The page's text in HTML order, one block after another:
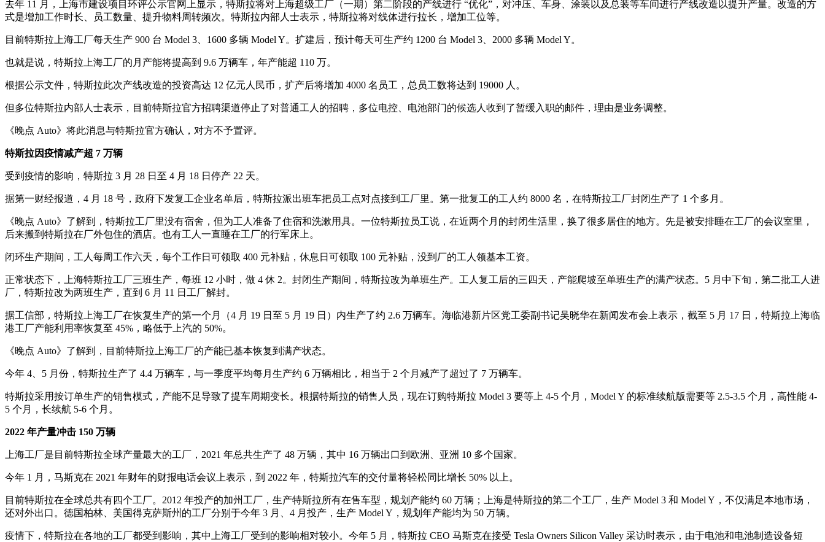
去年 11 月，上海市建设项目环评公示官网上显示，特斯拉将对上海超级工厂（一期）第二阶段的产线进行 “优化”，对冲压、车身、涂装以及总装等车间进行产线改造以提升产量。改造的方
式是增加工作时长、员工数量、提升物料周转频次。特斯拉内部人士表示，特斯拉将对线体进行拉长，增加工位等。
目前特斯拉上海工厂每天生产 900 台 Model 3、1600 多辆 Model Y。扩建后，预计每天可生产约 1200 台 Model 3、2000 多辆 Model Y。
也就是说，特斯拉上海工厂的月产能将提高到 9.6 万辆车，年产能超 110 万。
根据公示文件，特斯拉此次产线改造的投资高达 12 亿元人民币，扩产后将增加 4000 名员工，总员工数将达到 19000 人。
但多位特斯拉内部人士表示，目前特斯拉官方招聘渠道停止了对普通工人的招聘，多位电控、电池部门的候选人收到了暂缓入职的邮件，理由是业务调整。
《晚点 Auto》将此消息与特斯拉官方确认，对方不予置评。
特斯拉因疫情减产超 7 万辆
受到疫情的影响，特斯拉 3 月 28 日至 4 月 18 日停产 22 天。
据第一财经报道，4 月 18 号，政府下发复工企业名单后，特斯拉派出班车把员工点对点接到工厂里。第一批复工的工人约 8000 名，在特斯拉工厂封闭生产了 1 个多月。
《晚点 Auto》了解到，特斯拉工厂里没有宿舍，但为工人准备了住宿和洗漱用具。一位特斯拉员工说，在近两个月的封闭生活里，换了很多居住的地方。先是被安排睡在工厂的会议室里，
后来搬到特斯拉在厂外包住的酒店。也有工人一直睡在工厂的行军床上。
闭环生产期间，工人每周工作六天，每个工作日可领取 400 元补贴，休息日可领取 100 元补贴，没到厂的工人领基本工资。
正常状态下，上海特斯拉工厂三班生产，每班 12 小时，做 4 休 2。封闭生产期间，特斯拉改为单班生产。工人复工后的三四天，产能爬坡至单班生产的满产状态。5 月中下旬，第二批工人进
厂，特斯拉改为两班生产，直到 6 月 11 日工厂解封。
据工信部，特斯拉上海工厂在恢复生产的第一个月（4 月 19 日至 5 月 19 日）内生产了约 2.6 万辆车。海临港新片区党工委副书记吴晓华在新闻发布会上表示，截至 5 月 17 日，特斯拉上海临
港工厂产能利用率恢复至 45%，略低于上汽的 50%。
《晚点 Auto》了解到，目前特斯拉上海工厂的产能已基本恢复到满产状态。
今年 4、5 月份，特斯拉生产了 4.4 万辆车，与一季度平均每月生产约 6 万辆相比，相当于 2 个月减产了超过了 7 万辆车。
特斯拉采用按订单生产的销售模式，产能不足导致了提车周期变长。根据特斯拉的销售人员，现在订购特斯拉 Model 3 要等上 4-5 个月，Model Y 的标准续航版需要等 2.5-3.5 个月，高性能 4-
5 个月，长续航 5-6 个月。
2022 年产量冲击 150 万辆
上海工厂是目前特斯拉全球产量最大的工厂，2021 年总共生产了 48 万辆，其中 16 万辆出口到欧洲、亚洲 10 多个国家。
今年 1 月，马斯克在 2021 年财年的财报电话会议上表示，到 2022 年，特斯拉汽车的交付量将轻松同比增长 50% 以上。
目前特斯拉在全球总共有四个工厂。2012 年投产的加州工厂，生产特斯拉所有在售车型，规划产能约 60 万辆；上海是特斯拉的第二个工厂，生产 Model 3 和 Model Y，不仅满足本地市场，
还对外出口。德国柏林、美国得克萨斯州的工厂分别于今年 3 月、4 月投产，生产 Model Y，规划年产能均为 50 万辆。
疫情下，特斯拉在各地的工厂都受到影响，其中上海工厂受到的影响相对较小。今年 5 月，特斯拉 CEO 马斯克在接受 Tesla Owners Silicon Valley 采访时表示，由于电池和电池制造设备短